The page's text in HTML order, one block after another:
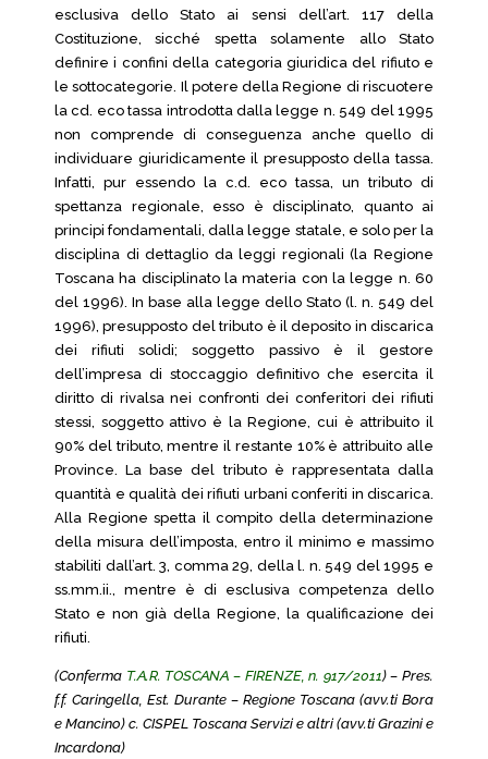
esclusiva dello Stato ai sensi dell’art. 117 della
Costituzione, sicché spetta solamente allo Stato
definire i confini della categoria giuridica del rifiuto e
le sottocategorie. Il potere della Regione di riscuotere
la cd. eco tassa introdotta dalla legge n. 549 del 1995
non comprende di conseguenza anche quello di
individuare giuridicamente il presupposto della tassa.
Infatti, pur essendo la c.d. eco tassa, un tributo di
spettanza regionale, esso è disciplinato, quanto ai
principi fondamentali, dalla legge statale, e solo per la
disciplina di dettaglio da leggi regionali (la Regione
Toscana ha disciplinato la materia con la legge n. 60
del 1996). In base alla legge dello Stato (l. n. 549 del
1996), presupposto del tributo è il deposito in discarica
dei rifiuti solidi; soggetto passivo è il gestore
dell’impresa di stoccaggio definitivo che esercita il
diritto di rivalsa nei confronti dei conferitori dei rifiuti
stessi, soggetto attivo è la Regione, cui è attribuito il
90% del tributo, mentre il restante 10% è attribuito alle
Province. La base del tributo è rappresentata dalla
quantità e qualità dei rifiuti urbani conferiti in discarica.
Alla Regione spetta il compito della determinazione
della misura dell’imposta, entro il minimo e massimo
stabiliti dall’art. 3, comma 29, della l. n. 549 del 1995 e
ss.mm.ii., mentre è di esclusiva competenza dello
Stato e non già della Regione, la qualificazione dei
rifiuti.
(Conferma T.A.R. TOSCANA – FIRENZE, n. 917/2011) – Pres.
f.f. Caringella, Est. Durante – Regione Toscana (avv.ti Bora
e Mancino) c. CISPEL Toscana Servizi e altri (avv.ti Grazini e
Incardona)